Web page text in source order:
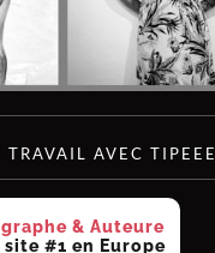
AVEC TIPEEE
& Auteure
#1 en Europe